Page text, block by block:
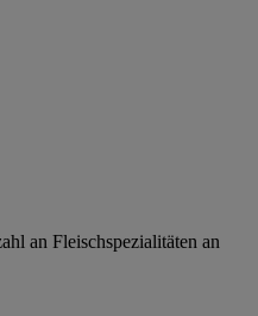
an Fleischspezialitäten an